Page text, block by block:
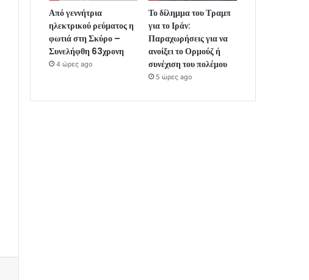
Από γεννήτρια
ηλεκτρικού ρεύματος η
φωτιά στη Σκύρο –
Συνελήφθη 63χρονη
4 ώρες ago
Το δίλημμα του Τραμπ
για το Ιράν:
Παραχωρήσεις για να
ανοίξει το Ορμούζ ή
συνέχιση του πολέμου
5 ώρες ago